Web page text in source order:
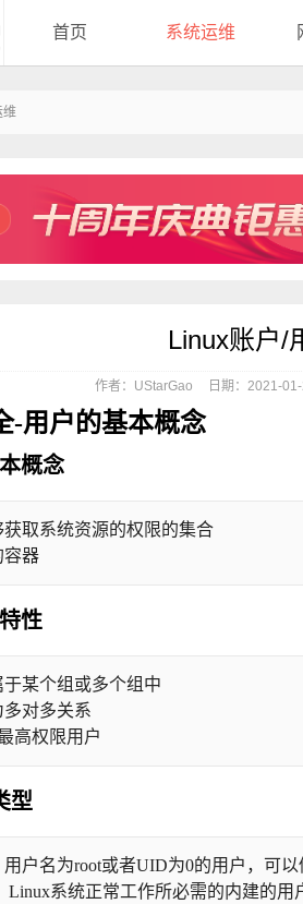
首页 系统运维
维
Linux账户/
作者：UStarGao 日期：2021-
-用户的基本概念
概念
获取系统资源的权限的集合
容器
性
于某个组或多个组中
多对多关系
高权限用户
型
用户名为root或者UID为0的用户，可以
Linux系统正常工作所必需的内建的用